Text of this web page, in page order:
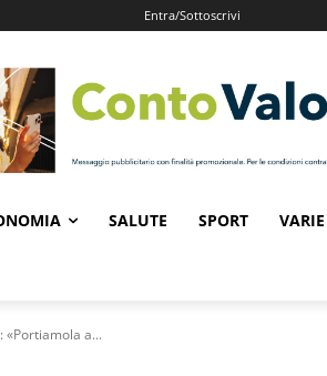
Entra/Sottoscrivi
SALUTE SPORT VARIE
«Portiamola a...